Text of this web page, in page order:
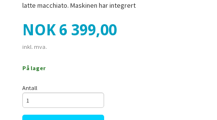
latte macchiato. Maskinen har integrert
Pris
NOK 6 399,00
inkl. mva.
På lager
Antall